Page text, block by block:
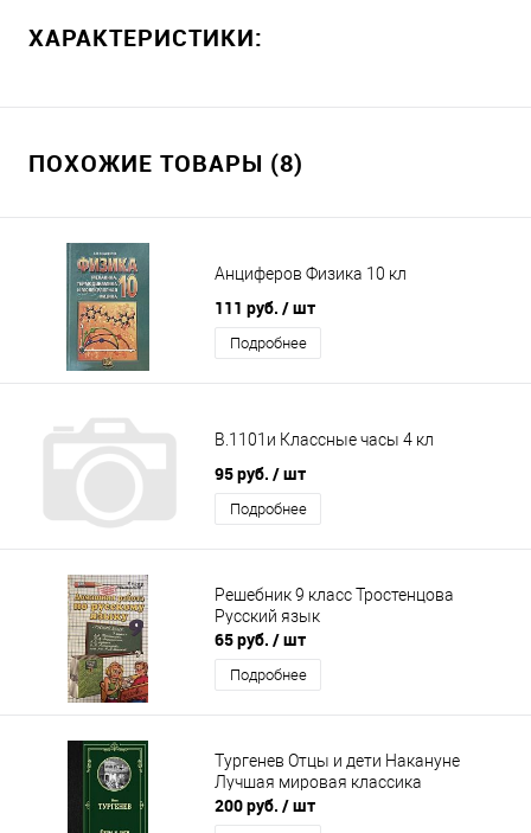
ХАРАКТЕРИСТИКИ:
ПОХОЖИЕ ТОВАРЫ (8)
Анциферов Физика 10 кл
111 руб. / шт
Подробнее
В.1101и Классные часы 4 кл
95 руб. / шт
Подробнее
Решебник 9 класс Тростенцова
Русский язык
65 руб. / шт
Подробнее
Тургенев Отцы и дети Накануне
Лучшая мировая классика
200 руб. / шт